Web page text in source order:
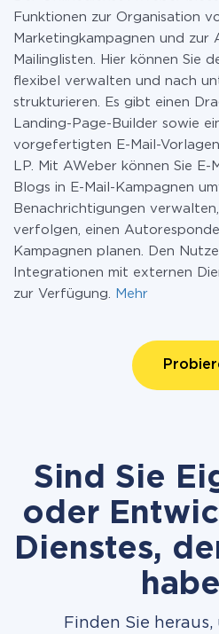
Funktionen zur Organisation
Marketingkampagnen und zur
Mailinglisten. Hier können Sie
flexibel verwalten und nach
strukturieren. Es gibt einen
Landing-Page-Builder sowie
vorgefertigten E-Mail-
LP. Mit AWeber können Sie E-
Blogs in E-Mail-Kampagnen
Benachrichtigungen
verfolgen, einen
Kampagnen planen. Den
Integrationen mit externen
zur Verfügung.
Mehr
Sind Sie
oder
Dienstes,
Finden Sie